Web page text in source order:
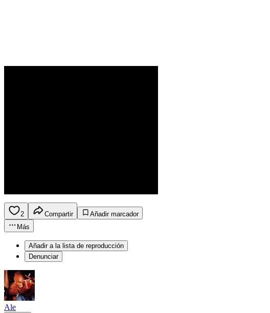
2 Compartir
Añadir marcador
Más
Añadir a la lista de reproducción
Denunciar
Ale